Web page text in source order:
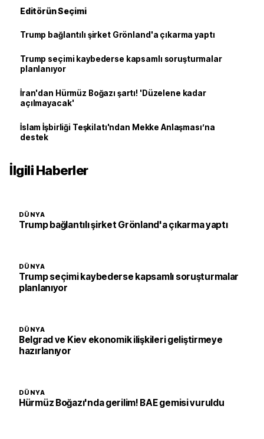
Editörün Seçimi
Trump bağlantılı şirket Grönland'a çıkarma yaptı
Trump seçimi kaybederse kapsamlı soruşturmalar
planlanıyor
İran'dan Hürmüz Boğazı şartı! 'Düzelene kadar
açılmayacak'
İslam İşbirliği Teşkilatı'ndan Mekke Anlaşması’na
destek
İlgili Haberler
DÜNYA
Trump bağlantılı şirket Grönland'a çıkarma yaptı
DÜNYA
Trump seçimi kaybederse kapsamlı soruşturmalar
planlanıyor
DÜNYA
Belgrad ve Kiev ekonomik ilişkileri geliştirmeye
hazırlanıyor
DÜNYA
Hürmüz Boğazı'nda gerilim! BAE gemisi vuruldu